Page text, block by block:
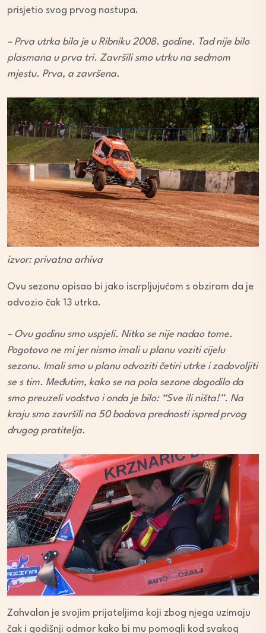
prisjetio svog prvog nastupa.
– Prva utrka bila je u Ribniku 2008. godine. Tad nije bilo
plasmana u prva tri. Završili smo utrku na sedmom
mjestu. Prva, a završena.
izvor: privatna arhiva
Ovu sezonu opisao bi jako iscrpljujućom s obzirom da je
odvozio čak 13 utrka.
– Ovu godinu smo uspjeli. Nitko se nije nadao tome.
Pogotovo ne mi jer nismo imali u planu voziti cijelu
sezonu. Imali smo u planu odvoziti četiri utrke i zadovoljiti
se s tim. Međutim, kako se na pola sezone dogodilo da
smo preuzeli vodstvo i onda je bilo: “Sve ili ništa!”. Na
kraju smo završili na 50 bodova prednosti ispred prvog
drugog pratitelja.
Zahvalan je svojim prijateljima koji zbog njega uzimaju
čak i godišnji odmor kako bi mu pomogli kod svakog